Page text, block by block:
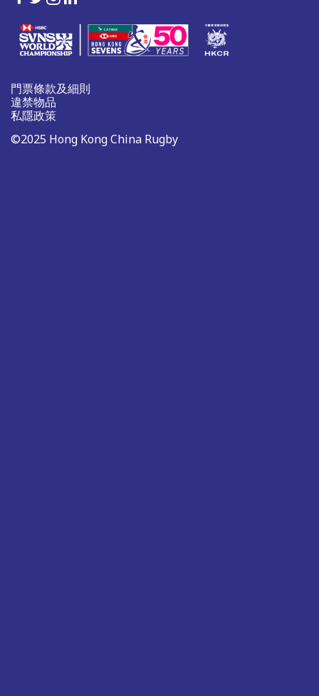
HKSevens
on Facebook
HKSevens
on Twitter
HKSevens
on Instagram
on LinkedIn
門票條款及細則
違禁物品
私隱政策
©2025 Hong Kong China Rugby